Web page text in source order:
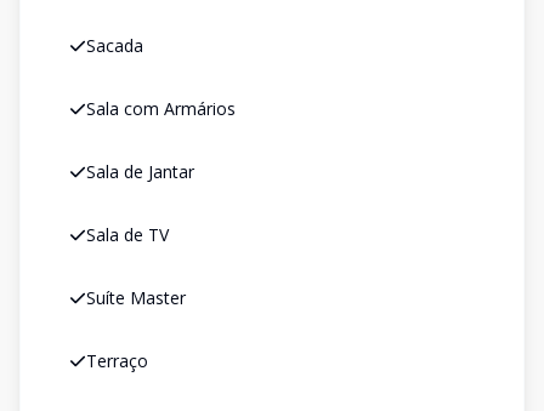
Sacada
Sala com Armários
Sala de Jantar
Sala de TV
Suíte Master
Terraço